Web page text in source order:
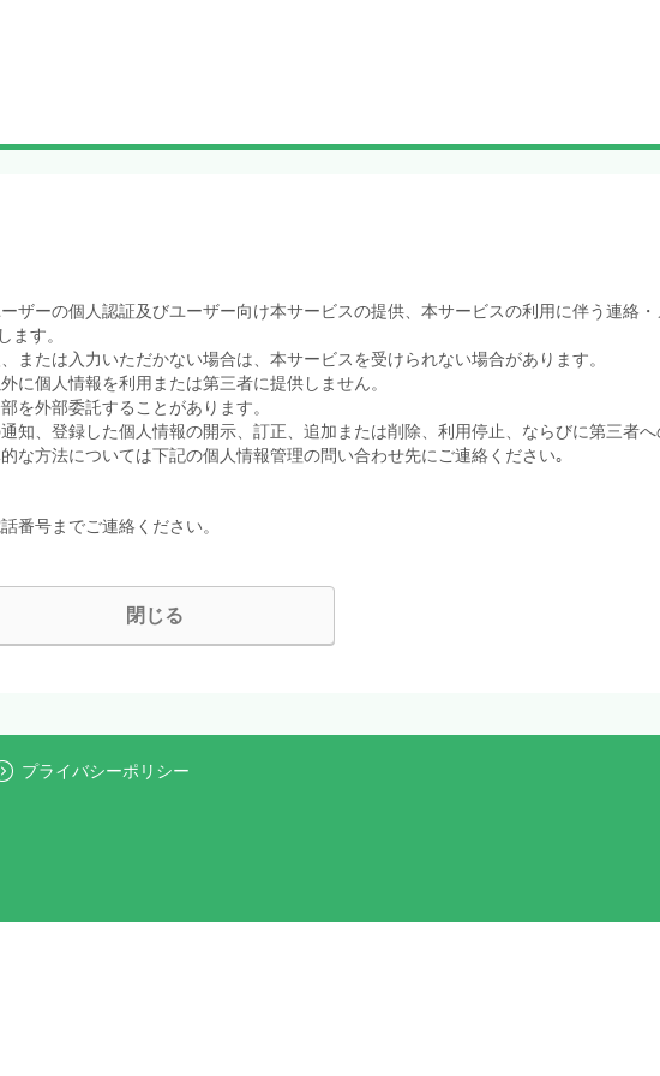
ザーの個人認証及びユーザー向け本サービスの提供、本サービスの利用に伴う連絡・
す。
または入力いただかない場合は、本サービスを受けられない場合があります。
に個人情報を利用または第三者に提供しません。
を外部委託することがあります。
知、登録した個人情報の開示、訂正、追加または削除、利用停止、ならびに第三者へ
な方法については下記の個人情報管理の問い合わせ先にご連絡ください｡
番号までご連絡ください。
閉じる
プライバシーポリシー